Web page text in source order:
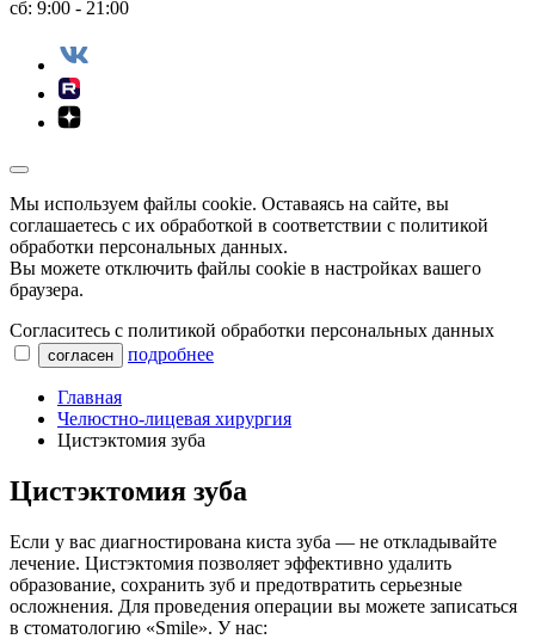
сб: 9:00 - 21:00
Мы используем файлы сookie. Оставаясь на сайте, вы
соглашаетесь с их обработкой в соответствии с политикой
обработки персональных данных.
Вы можете отключить файлы cookie в настройках вашего
браузера.
Согласитесь с политикой обработки персональных данных
согласен подробнее
Главная
Челюстно-лицевая хирургия
Цистэктомия зуба
Цистэктомия зуба
Если у вас диагностирована киста зуба — не откладывайте
лечение. Цистэктомия позволяет эффективно удалить
образование, сохранить зуб и предотвратить серьезные
осложнения. Для проведения операции вы можете записаться
в стоматологию «Smile». У нас: